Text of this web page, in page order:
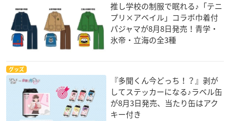
推し学校の制服で眠れる♪「テニ
プリ×アベイル」コラボ巾着付
パジャマが8月8日発売！青学・
氷帝・立海の全3種
グッズ
『多聞くん今どっち！？』剥が
してステッカーになる♪ラベル缶
が8月3日発売、当たり缶はアク
キー付き